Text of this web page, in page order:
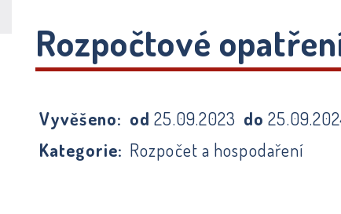
Rozpočtové
Vyvěšeno: od25.09.2023 do
Kategorie: Rozpočet a hospodaření